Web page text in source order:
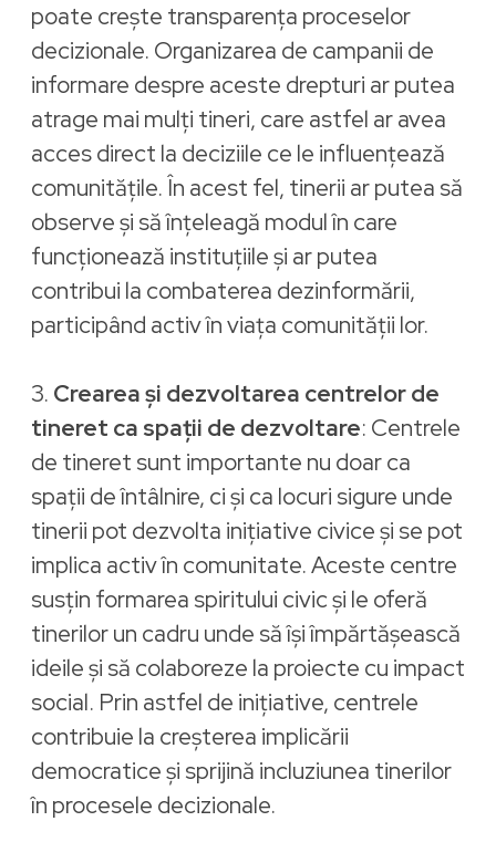
poate crește transparența proceselor
decizionale. Organizarea de campanii de
informare despre aceste drepturi ar putea
atrage mai mulți tineri, care astfel ar avea
acces direct la deciziile ce le influențează
comunitățile. În acest fel, tinerii ar putea să
observe și să înțeleagă modul în care
funcționează instituțiile și ar putea
contribui la combaterea dezinformării,
participând activ în viața comunității lor.
3. Crearea și dezvoltarea centrelor de
tineret ca spații de dezvoltare: Centrele
de tineret sunt importante nu doar ca
spații de întâlnire, ci și ca locuri sigure unde
tinerii pot dezvolta inițiative civice și se pot
implica activ în comunitate. Aceste centre
susțin formarea spiritului civic și le oferă
tinerilor un cadru unde să își împărtășească
ideile și să colaboreze la proiecte cu impact
social. Prin astfel de inițiative, centrele
contribuie la creșterea implicării
democratice și sprijină incluziunea tinerilor
în procesele decizionale.